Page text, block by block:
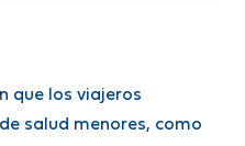
que los viajeros
salud menores, como